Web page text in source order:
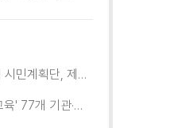
수원시 도시정책 시민계획단, 제5회 운영위원회 개최
'찾아가는 인권교육' 77개 기관·단체 방문해 맞춤형 인권교육 진행